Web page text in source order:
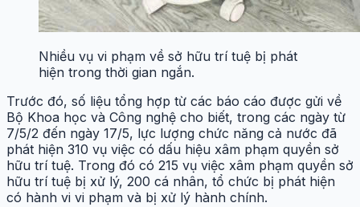
Nhiều vụ vi phạm về sở hữu trí tuệ bị phát
hiện trong thời gian ngắn.
Trước đó, số liệu tổng hợp từ các báo cáo được gửi về
Bộ Khoa học và Công nghệ cho biết, trong các ngày từ
7/5/2 đến ngày 17/5, lực lượng chức năng cả nước đã
phát hiện 310 vụ việc có dấu hiệu xâm phạm quyền sở
hữu trí tuệ. Trong đó có 215 vụ việc xâm phạm quyền sở
hữu trí tuệ bị xử lý, 200 cá nhân, tổ chức bị phát hiện
có hành vi vi phạm và bị xử lý hành chính.